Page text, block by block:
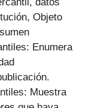
Objeto
Enumera
Muestra